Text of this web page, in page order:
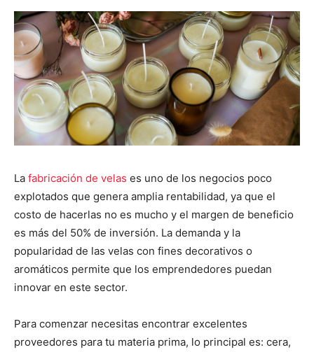
La fabricación de velas es uno de los negocios poco
explotados que genera amplia rentabilidad, ya que el
costo de hacerlas no es mucho y el margen de beneficio
es más del 50% de inversión. La demanda y la
popularidad de las velas con fines decorativos o
aromáticos permite que los emprendedores puedan
innovar en este sector.
Para comenzar necesitas encontrar excelentes
proveedores para tu materia prima, lo principal es: cera,